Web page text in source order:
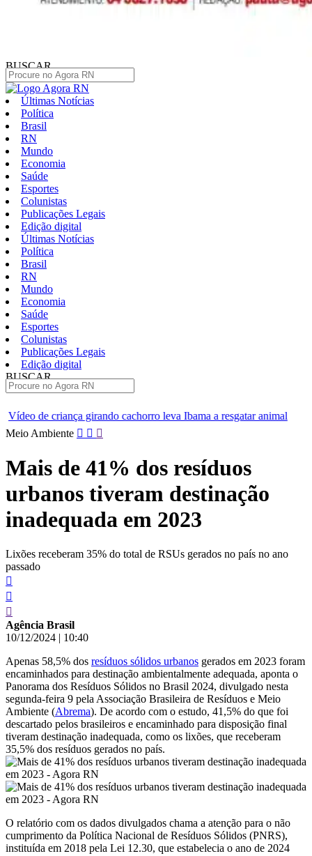
BUSCAR
Últimas Notícias
Política
Brasil
RN
Mundo
Economia
Saúde
Esportes
Colunistas
Publicações Legais
Edição digital
Últimas Notícias
Política
Brasil
RN
Mundo
Economia
Saúde
Esportes
Colunistas
Publicações Legais
Edição digital
BUSCAR
cachorro leva Ibama a resgatar animal
[VÍDEO]
Pular
conteúdo
Meio Ambiente
Mais de 41% dos resíduos
urbanos tiveram destinação
inadequada em 2023
Lixões receberam 35% do total de RSUs gerados no país no ano
passado
Agência Brasil
10/12/2024 | 10:40
Apenas 58,5% dos resíduos sólidos urbanos gerados em 2023 foram
encaminhados para destinação ambientalmente adequada, aponta o
Panorama dos Resíduos Sólidos no Brasil 2024, divulgado nesta
segunda-feira 9 pela Associação Brasileira de Resíduos e Meio
Ambiente (Abrema). De acordo com o estudo, 41,5% do que foi
descartado pelos brasileiros e encaminhado para disposição final
tiveram destinação inadequada, como os lixões, que receberam
35,5% dos resíduos gerados no país.
O relatório com os dados divulgados chama a atenção para o não
cumprimento da Política Nacional de Resíduos Sólidos (PNRS),
instituída em 2018 pela Lei 12.30, que estabelecia o ano de 2024